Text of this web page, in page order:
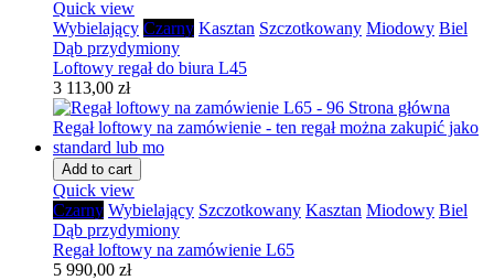
Quick view
Wybielający Czarny Kasztan Szczotkowany Miodowy Biel
Dąb przydymiony
Loftowy regał do biura L45
3 113,00 zł
Add to cart
Quick view
Czarny Wybielający Szczotkowany Kasztan Miodowy Biel
Dąb przydymiony
Regał loftowy na zamówienie L65
5 990,00 zł